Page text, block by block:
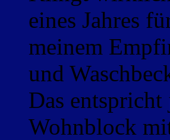
eines Jahres
meinem
und
Das entspricht
Wohnblock